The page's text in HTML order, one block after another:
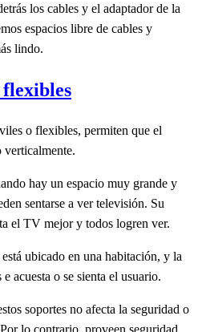
los cables y el adaptador de la
espacios libre de cables y
lindo.
flexibles
o flexibles, permiten que el
verticalmente.
hay un espacio muy grande y
sentarse a ver televisión. Su
el TV mejor y todos logren ver.
ubicado en una habitación, y la
acuesta o se sienta el usuario.
soportes no afecta la seguridad o